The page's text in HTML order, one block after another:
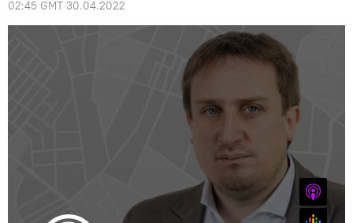
02:45 GMT 30.04.2022
iTunes
Google